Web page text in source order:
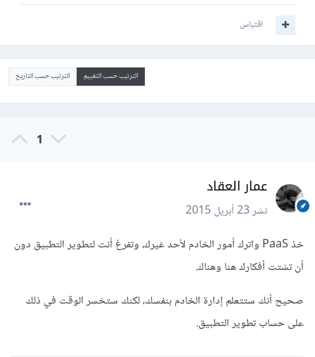
اقتباس
الترتيب حسب التقييم الترتيب حسب التاريخ
1
عمار العقاد
نشر23 أبريل 2015
خذ PaaS واترك أمور الخادم لأحد غيرك، وتفرغ أنت لتطوير التطبيق دون
أن تشتت أفكارك هنا وهناك.
صحيح أنك ستتعلم إدارة الخادم بنفسك، لكنك ستخسر الوقت في ذلك
على حساب تطوير التطبيق.